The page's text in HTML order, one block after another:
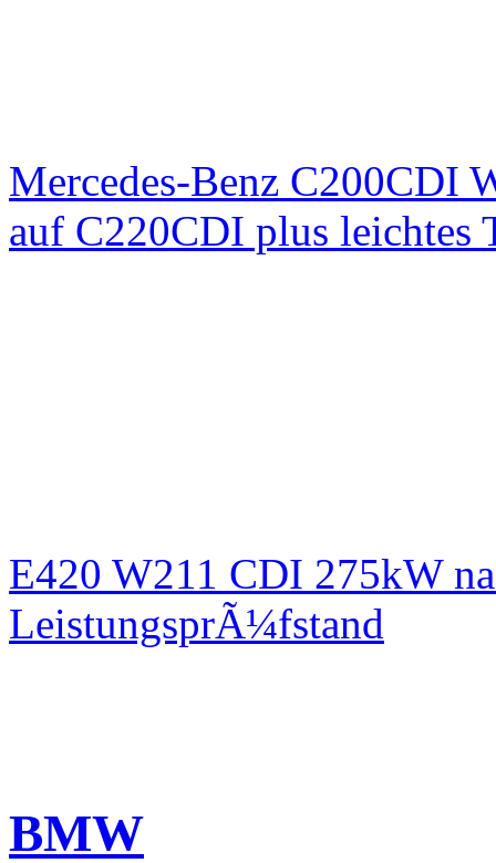
Mercedes-Benz C200CDI
auf C220CDI plus
E420 W211 CDI 275kW
LeistungsprÃ¼fstand
BMW